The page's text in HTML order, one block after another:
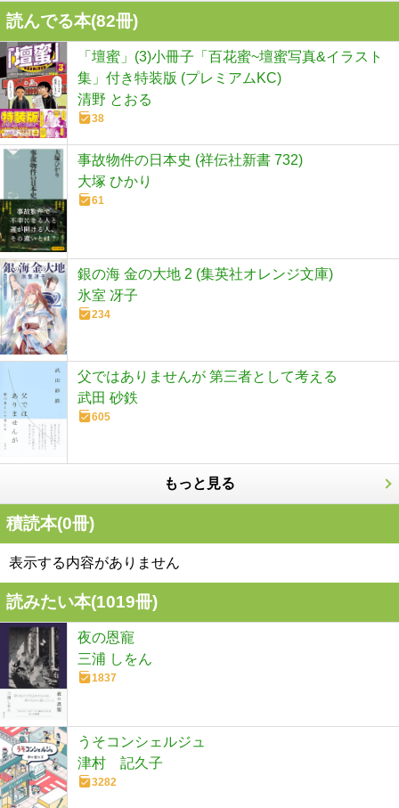
読んでる本(82冊)
「壇蜜」(3)小冊子「百花蜜~壇蜜写真&イラスト
集」付き特装版 (プレミアムKC)
清野 とおる
38
事故物件の日本史 (祥伝社新書 732)
大塚 ひかり
61
銀の海 金の大地 2 (集英社オレンジ文庫)
氷室 冴子
234
父ではありませんが 第三者として考える
武田 砂鉄
605
もっと見る
積読本(0冊)
表示する内容がありません
読みたい本(1019冊)
夜の恩寵
三浦 しをん
1837
うそコンシェルジュ
津村 記久子
3282